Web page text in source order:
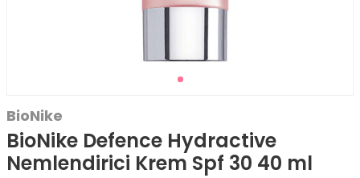
BioNike
BioNike Defence Hydractive
Nemlendirici Krem Spf 30 40 ml